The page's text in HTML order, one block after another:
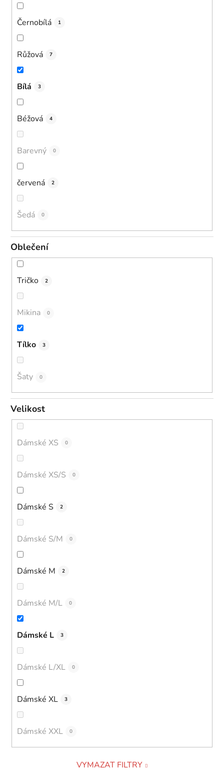
Černobílá 1
Růžová 7
Bílá 3
Béžová 4
Barevný 0
červená 2
Šedá 0
Oblečení
Tričko 2
Mikina 0
Tílko 3
Šaty 0
Velikost
Dámské XS 0
Dámské XS/S 0
Dámské S 2
Dámské S/M 0
Dámské M 2
Dámské M/L 0
Dámské L 3
Dámské L/XL 0
Dámské XL 3
Dámské XXL 0
VYMAZAT FILTRY